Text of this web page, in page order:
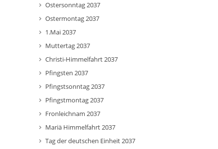
Ostersonntag 2037
Ostermontag 2037
1.Mai 2037
Muttertag 2037
Christi-Himmelfahrt 2037
Pfingsten 2037
Pfingstsonntag 2037
Pfingstmontag 2037
Fronleichnam 2037
Mariä Himmelfahrt 2037
Tag der deutschen Einheit 2037